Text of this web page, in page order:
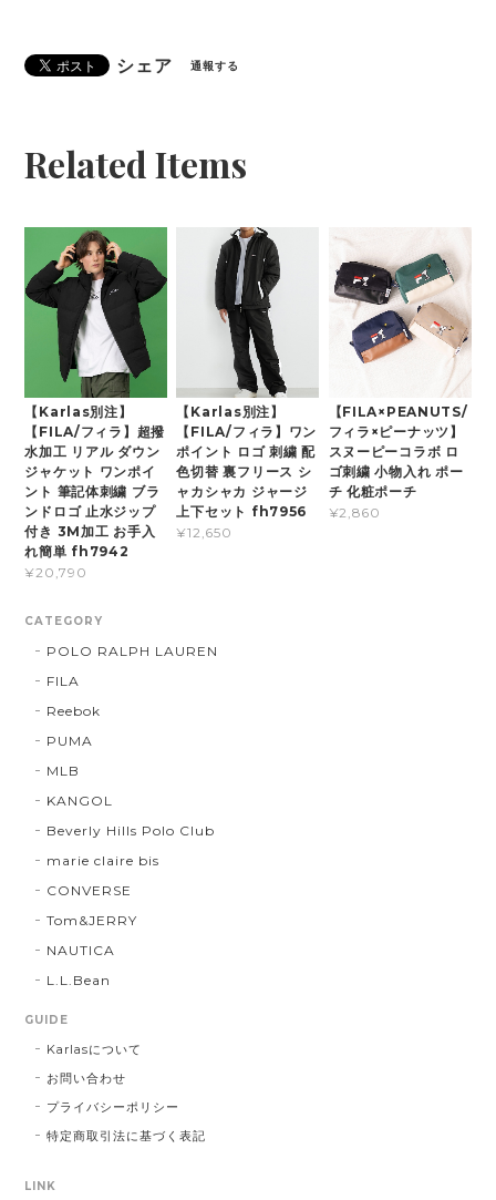
シェア 通報する
Related Items
【Karlas別注】
【FILA/フィラ】超撥
水加工 リアル ダウン
ジャケット ワンポイ
ント 筆記体刺繍 ブラ
ンドロゴ 止水ジップ
付き 3M加工 お手入
れ簡単 fh7942
¥20,790
【Karlas別注】
【FILA/フィラ】ワン
ポイント ロゴ 刺繍 配
色切替 裏フリース シ
ャカシャカ ジャージ
上下セット fh7956
¥12,650
【FILA×PEANUTS/
フィラ×ピーナッツ】
スヌーピーコラボ ロ
ゴ刺繍 小物入れ ポー
チ 化粧ポーチ
¥2,860
CATEGORY
POLO RALPH LAUREN
FILA
Reebok
PUMA
MLB
KANGOL
Beverly Hills Polo Club
marie claire bis
CONVERSE
Tom&JERRY
NAUTICA
L.L.Bean
GUIDE
Karlasについて
お問い合わせ
プライバシーポリシー
特定商取引法に基づく表記
LINK